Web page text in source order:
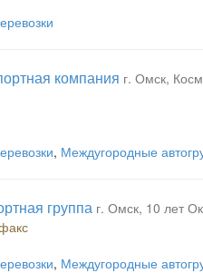
компания г. Омск,
, Междугородные
группа г. Омск, 10 лет
, Междугородные